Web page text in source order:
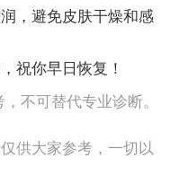
，避免皮肤干燥和感
祝你早日恢复！
不可替代专业诊断。
供大家参考，一切以